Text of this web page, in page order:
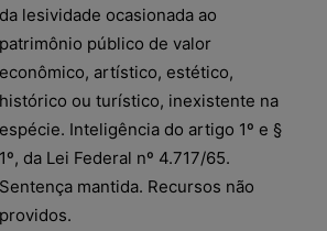
da lesividade ocasionada ao
patrimônio público de valor
econômico, artístico, estético,
histórico ou turístico, inexistente na
espécie. Inteligência do artigo 1º e §
1º, da Lei Federal nº 4.717/65.
Sentença mantida. Recursos não
providos.